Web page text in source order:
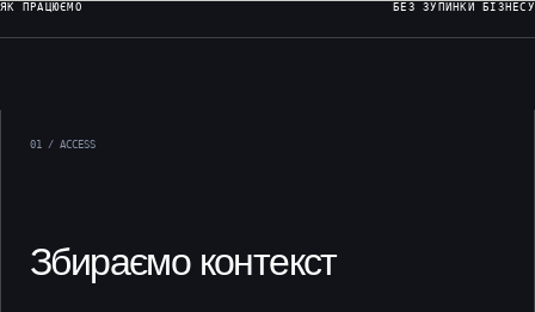
ЯК ПРАЦЮЄМО БЕЗ ЗУПИНКИ БІЗНЕСУ
01 / ACCESS
Збираємо контекст